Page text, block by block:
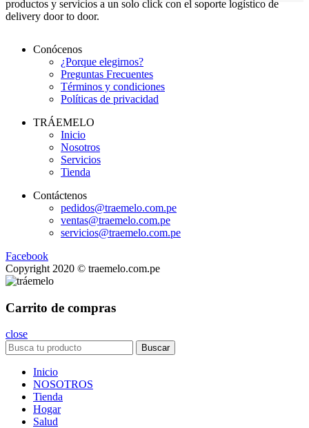
productos y servicios a un solo click con el soporte logístico de
delivery door to door.
Conócenos
¿Porque elegirnos?
Preguntas Frecuentes
Términos y condiciones
Políticas de privacidad
TRÁEMELO
Inicio
Nosotros
Servicios
Tienda
Contáctenos
pedidos@traemelo.com.pe
ventas@traemelo.com.pe
servicios@traemelo.com.pe
Facebook
Copyright 2020 © traemelo.com.pe
Carrito de compras
close
Buscar
Inicio
NOSOTROS
Tienda
Hogar
Salud